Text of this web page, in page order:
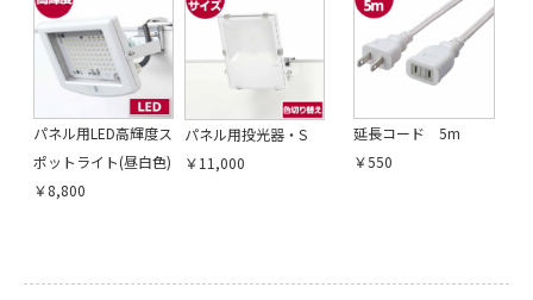
パネル用LED高輝度ス
ポットライト(昼白色)
￥8,800
パネル用投光器・S
￥11,000
延長コード 5m
￥550